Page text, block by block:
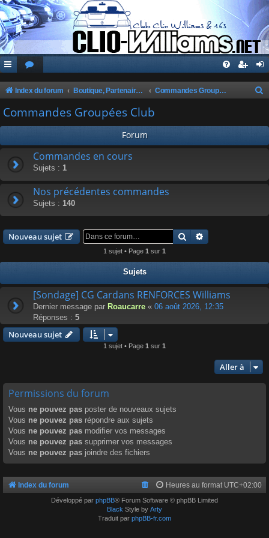
Index du forum Boutique, Partenaires, Petites Annonces, Commandes Groupées Commandes Groupées Club
e
Commandes Groupées Club
Forum
Commandes en cours
Sujets : 1
Nos précédentes commandes
Sujets : 140
Nouveau sujet Rechercher
1 sujet • Page 1 sur 1
Sujets
[Sondage] CG Cardans RENFORCES Williams
Dernier message par Roaucarre « 06 août 2026, 12:35
Réponses : 5
Nouveau sujet
1 sujet • Page 1 sur 1
Aller à
Permissions du forum
Vous ne pouvez pas poster de nouveaux sujets
Vous ne pouvez pas répondre aux sujets
Vous ne pouvez pas modifier vos messages
Vous ne pouvez pas supprimer vos messages
Vous ne pouvez pas joindre des fichiers
Index du forum Heures au format UTC+02:00
Développé par phpBB® Forum Software © phpBB Limited
Black Style by Arty
Traduit par phpBB-fr.com